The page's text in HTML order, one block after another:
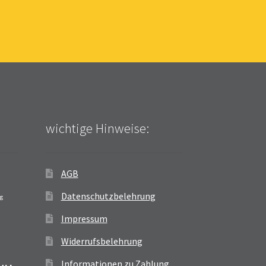
wichtige Hinweise:
AGB
Datenschutzbelehrung
Impressum
Widerrufsbelehrung
Informationen zu Zahlung